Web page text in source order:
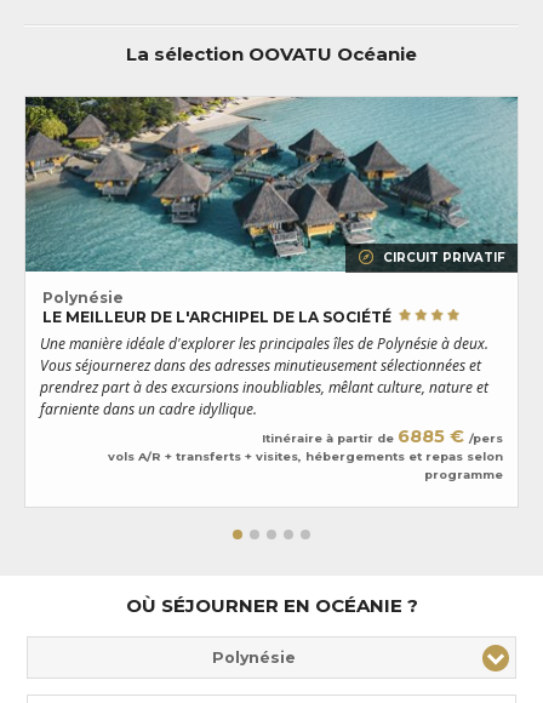
La sélection OOVATU Océanie
CIRCUIT PRIVATIF
Polynésie
LE MEILLEUR DE L'ARCHIPEL DE LA SOCIÉTÉ
Une manière idéale d'explorer les principales îles de Polynésie à deux.
Vous séjournerez dans des adresses minutieusement sélectionnées et
prendrez part à des excursions inoubliables, mêlant culture, nature et
farniente dans un cadre idyllique.
Itinéraire à partir de 6885 € /pers
vols A/R + transferts + visites, hébergements et repas selon
programme
OÙ SÉJOURNER EN OCÉANIE ?
Polynésie